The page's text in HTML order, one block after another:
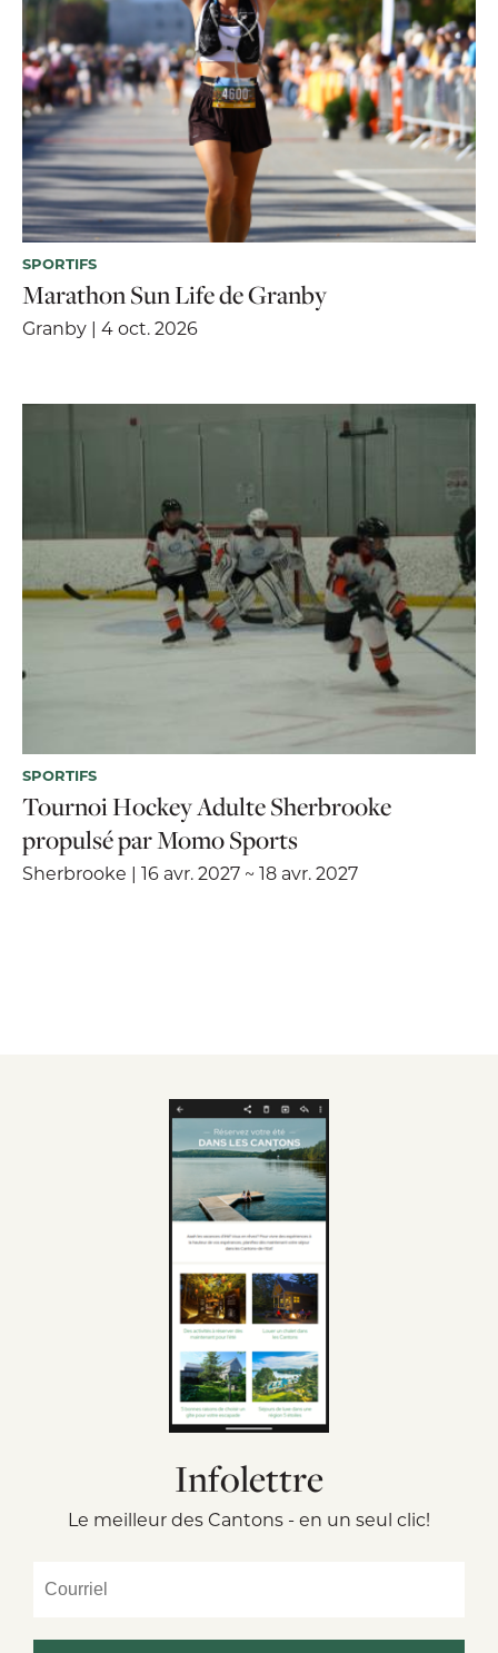
SPORTIFS
Marathon Sun Life de Granby
Granby | 4 oct. 2026
SPORTIFS
Tournoi Hockey Adulte Sherbrooke
propulsé par Momo Sports
Sherbrooke | 16 avr. 2027 ~ 18 avr. 2027
Infolettre
Le meilleur des Cantons - en un seul clic!